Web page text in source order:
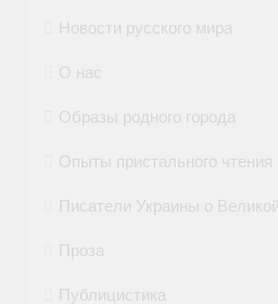
Новости русского мира
О нас
Образы родного города
Опыты пристального чтения
Писатели Украины о
Проза
Публицистика